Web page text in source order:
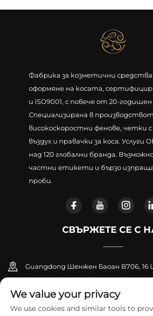
Фабрика за козметични средства
оформяне на косата,
и ISO9001, с повече от 20-
Специализирана в
високоскоростни фенове, четки
въздух и правачки за коса. Услуги
над 120 глобални бранда.
частни етикети и бързо
проби.
СВЪРЖЕТЕ СЕ С
Guangdong Шенжен Баоан B706,
Център Роуд, Синкяо стрийт
+86-18948311339
We value your privacy
We use cookies and similar tools to